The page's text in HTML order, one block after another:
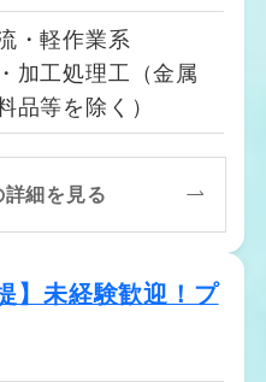
・軽作業系
加工処理工（金属
品等を除く）
細を見る
】未経験歓迎！プ